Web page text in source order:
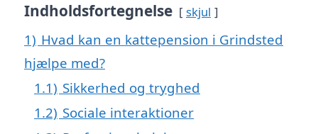
Indholdsfortegnelse skjul
1) Hvad kan en kattepension i Grindsted
hjælpe med?
1.1) Sikkerhed og tryghed
1.2) Sociale interaktioner